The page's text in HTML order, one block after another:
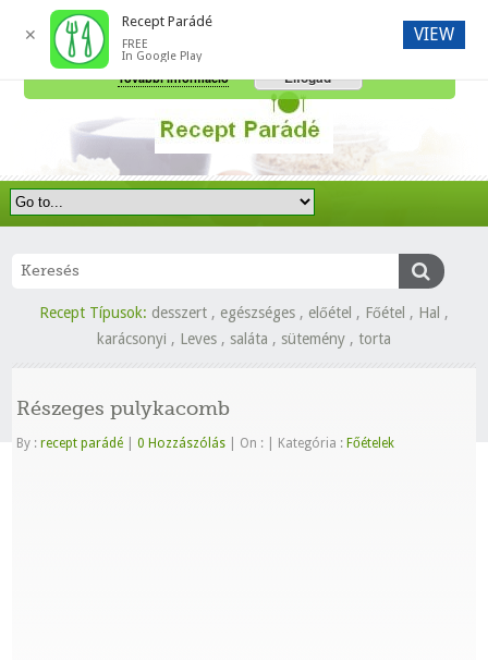
Recept Típusok: desszert , egészséges , előétel , Főétel , Hal ,
karácsonyi , Leves , saláta , sütemény , torta
Részeges pulykacomb
By :recept parádé 0 Hozzászólás On : Kategória : Főételek
A honlap további használatához a sütik használatát el kell fogadni.
További információ
Elfogad
✕
Recept Parádé
FREE
In Google Play
VIEW